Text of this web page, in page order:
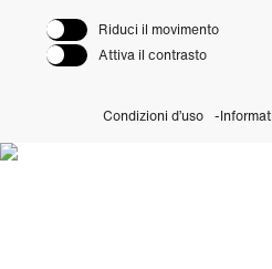
Riduci il movimento
Attiva il contrasto
Condizioni d’uso